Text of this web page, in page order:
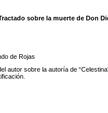
sobre la muerte de Don
de Rojas
autor sobre la autoría de